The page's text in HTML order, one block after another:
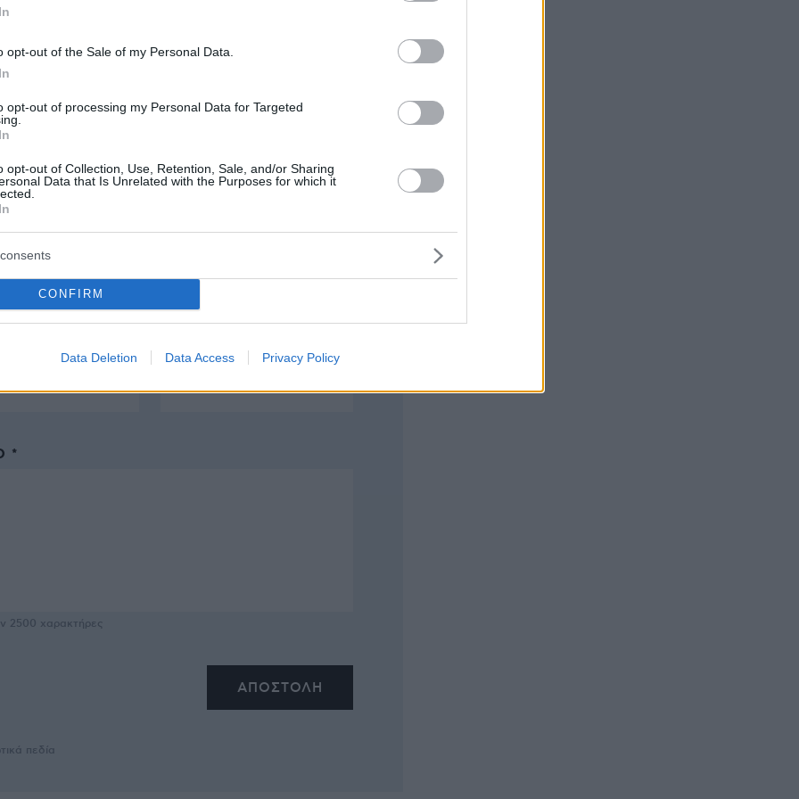
opt-out of the Sale of my Personal Data.
opt-out of processing my Personal Data for Targeted
opt-out of Collection, Use, Retention, Sale, and/or Sharing
Data that Is Unrelated with the Purposes for which it
CONFIRM
Data Deletion Data Access Privacy Policy
protothema.gr στο Google News
Ειδήσειςαπό την Ελλάδα και τον Κόσμο, τη
στο
ΠΡΟΣΘΗΚΗ ΣΧΟΛΙΟΥ
ΣΧΟΛΙΟΥ
EMAIL
*
2500 χαρακτήρες
πεδία